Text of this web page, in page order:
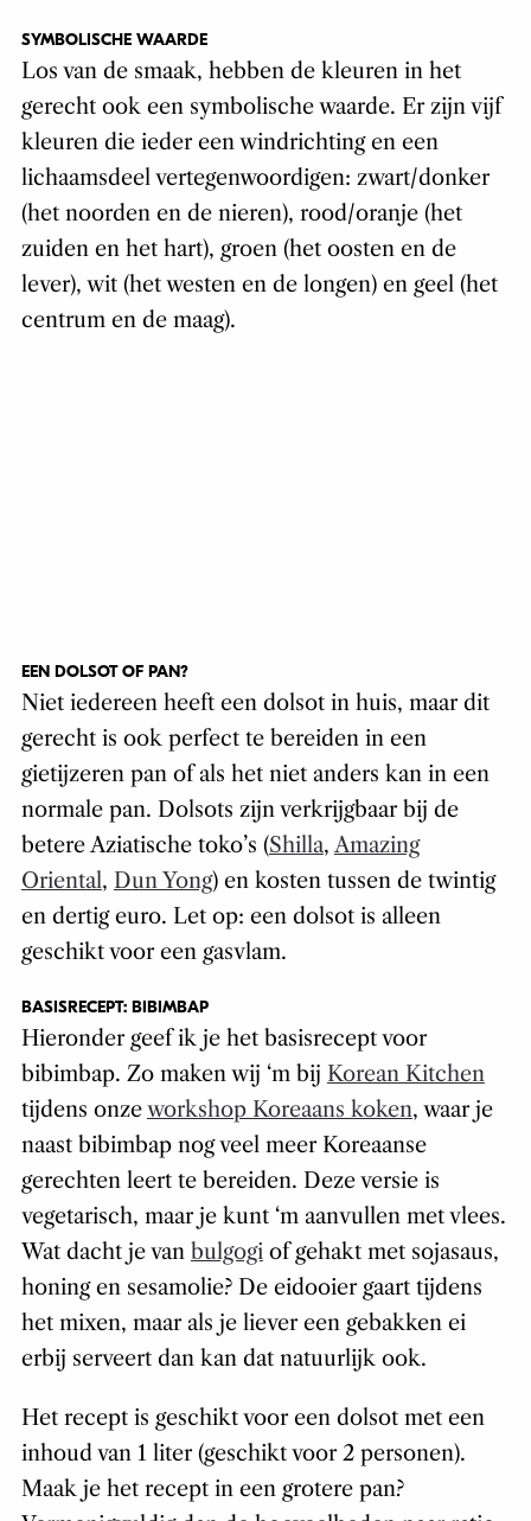
SYMBOLISCHE WAARDE
Los van de smaak, hebben de kleuren in het
gerecht ook een symbolische waarde. Er zijn vijf
kleuren die ieder een windrichting en een
lichaamsdeel vertegenwoordigen: zwart/donker
(het noorden en de nieren), rood/oranje (het
zuiden en het hart), groen (het oosten en de
lever), wit (het westen en de longen) en geel (het
centrum en de maag).
EEN DOLSOT OF PAN?
Niet iedereen heeft een dolsot in huis, maar dit
gerecht is ook perfect te bereiden in een
gietijzeren pan of als het niet anders kan in een
normale pan. Dolsots zijn verkrijgbaar bij de
betere Aziatische toko’s (Shilla,Amazing
Oriental, Dun Yong) en kosten tussen de twintig
en dertig euro. Let op: een dolsot is alleen
geschikt voor een gasvlam.
BASISRECEPT: BIBIMBAP
Hieronder geef ik je het basisrecept voor
bibimbap. Zo maken wij ‘m bij Korean Kitchen
tijdens onzeworkshop Koreaans koken, waar je
naast bibimbap nog veel meer Koreaanse
gerechten leert te bereiden. Deze versie is
vegetarisch, maar je kunt ‘m aanvullen met vlees.
Wat dacht je van bulgogiof gehakt met sojasaus,
honing en sesamolie? De eidooier gaart tijdens
het mixen, maar als je liever een gebakken ei
erbij serveert dan kan dat natuurlijk ook.
Het recept is geschikt voor een dolsot met een
inhoud van 1 liter (geschikt voor 2 personen).
Maak je het recept in een grotere pan?